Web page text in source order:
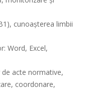
cunoașterea limbii
Word, Excel,
acte normative,
coordonare,